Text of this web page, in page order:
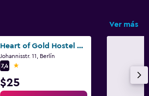
Ver más
Heart of Gold Hostel & Capsules Berlin
Johannisstr. 11, Berlín
7,4
1 estrella
$25